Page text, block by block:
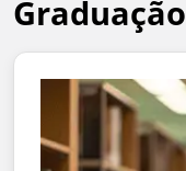
Graduação